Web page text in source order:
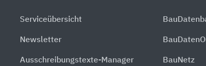
Serviceübersicht
Newsletter
Ausschreibungstexte-Manager BauNetz